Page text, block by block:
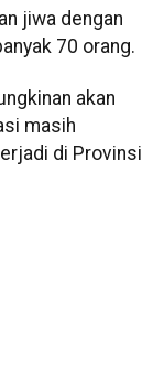
jiwa dengan
70 orang.
akan
masih
di Provinsi